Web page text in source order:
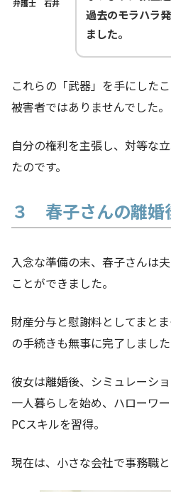
弁護士 石井
過去のモラハラ
ました。
これらの「武器」を手にした
被害者ではありませんでした。
自分の権利を主張し、対等な
たのです。
３ 春子さんの離婚
入念な準備の末、春子さんは
ことができました。
財産分与と慰謝料としてまと
の手続きも無事に完了しました
彼女は離婚後、シミュレーシ
一人暮らしを始め、ハローワ
PCスキルを習得。
現在は、小さな会社で事務職と